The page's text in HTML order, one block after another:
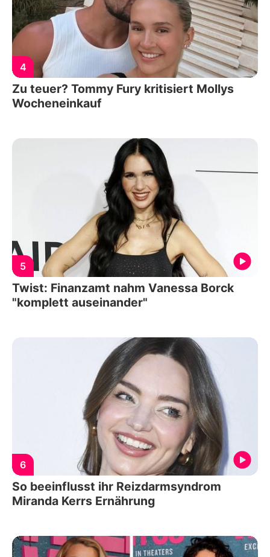
4
Zu teuer? Tommy Fury kritisiert Mollys
Wocheneinkauf
5
Twist: Finanzamt nahm Vanessa Borck
"komplett auseinander"
6
So beeinflusst ihr Reizdarmsyndrom
Miranda Kerrs Ernährung